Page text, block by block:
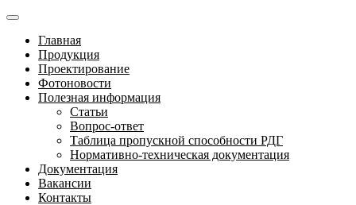
Главная
Продукция
Проектирование
Фотоновости
Полезная информация
Статьи
Вопрос-ответ
Таблица пропускной способности РДГ
Нормативно-техническая документация
Документация
Вакансии
Контакты